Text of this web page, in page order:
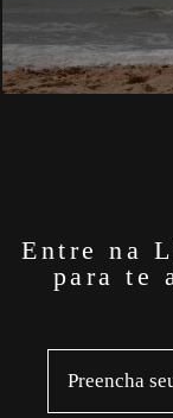
Entre na
para te